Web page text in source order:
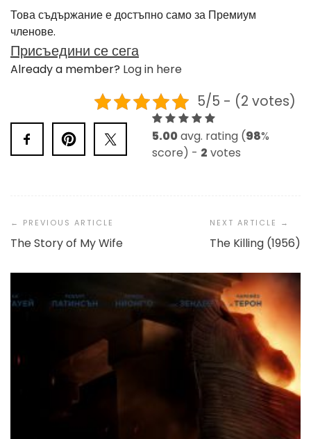
Това съдържание е достъпно само за Премиум
членове.
Присъедини се сега
Already a member? Log in here
5/5 - (2 votes)
5.00avg. rating (98%
score) - 2 votes
Navigation
The Story of My Wife The Killing (1956)